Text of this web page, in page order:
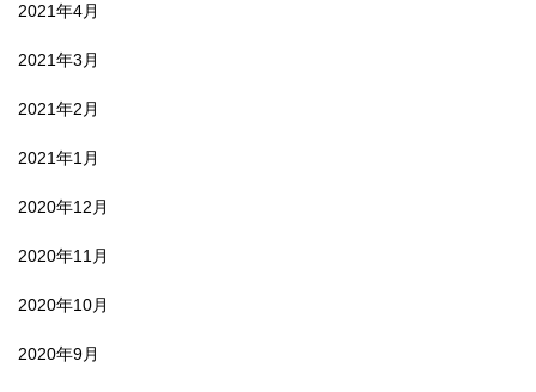
2021年4月
2021年3月
2021年2月
2021年1月
2020年12月
2020年11月
2020年10月
2020年9月